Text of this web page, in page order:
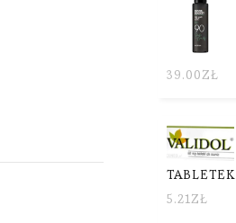
39.00ZŁ
TABLETEK
5.21ZŁ